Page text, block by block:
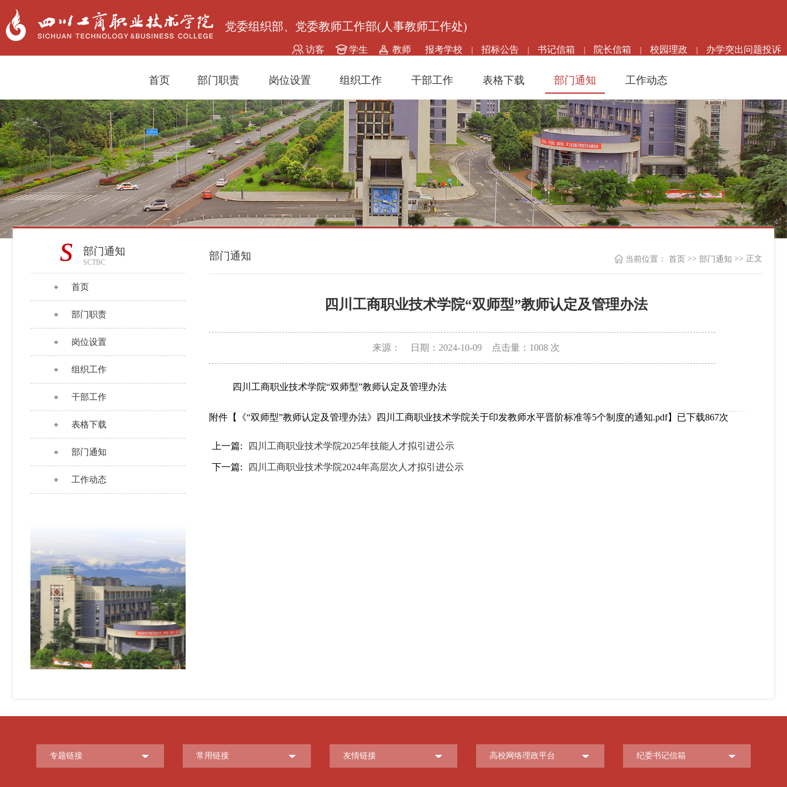
党委组织部、党委教师工作部(人事教师工作处)
访客 学生 教师 报考学校 招标公告 书记信箱 院长信箱 校园理政 办学突出问题投诉
首页 部门职责 岗位设置 组织工作 干部工作 表格下载 部门通知 工作动态
s 部门通知
SCTBC
首页
部门职责
岗位设置
组织工作
干部工作
表格下载
部门通知
工作动态
部门通知 当前位置： 首页 >> 部门通知 >> 正文
四川工商职业技术学院“双师型”教师认定及管理办法
来源： 日期：2024-10-09 点击量： 1008 次
四川工商职业技术学院“双师型”教师认定及管理办法
附件【 《“双师型”教师认定及管理办法》四川工商职业技术学院关于印发教师水平晋阶标准等5个制度的通知.pdf】已下载867次
上一篇: 四川工商职业技术学院2025年技能人才拟引进公示
下一篇: 四川工商职业技术学院2024年高层次人才拟引进公示
专题链接 常用链接 友情链接 高校网络理政平台 纪委书记信箱